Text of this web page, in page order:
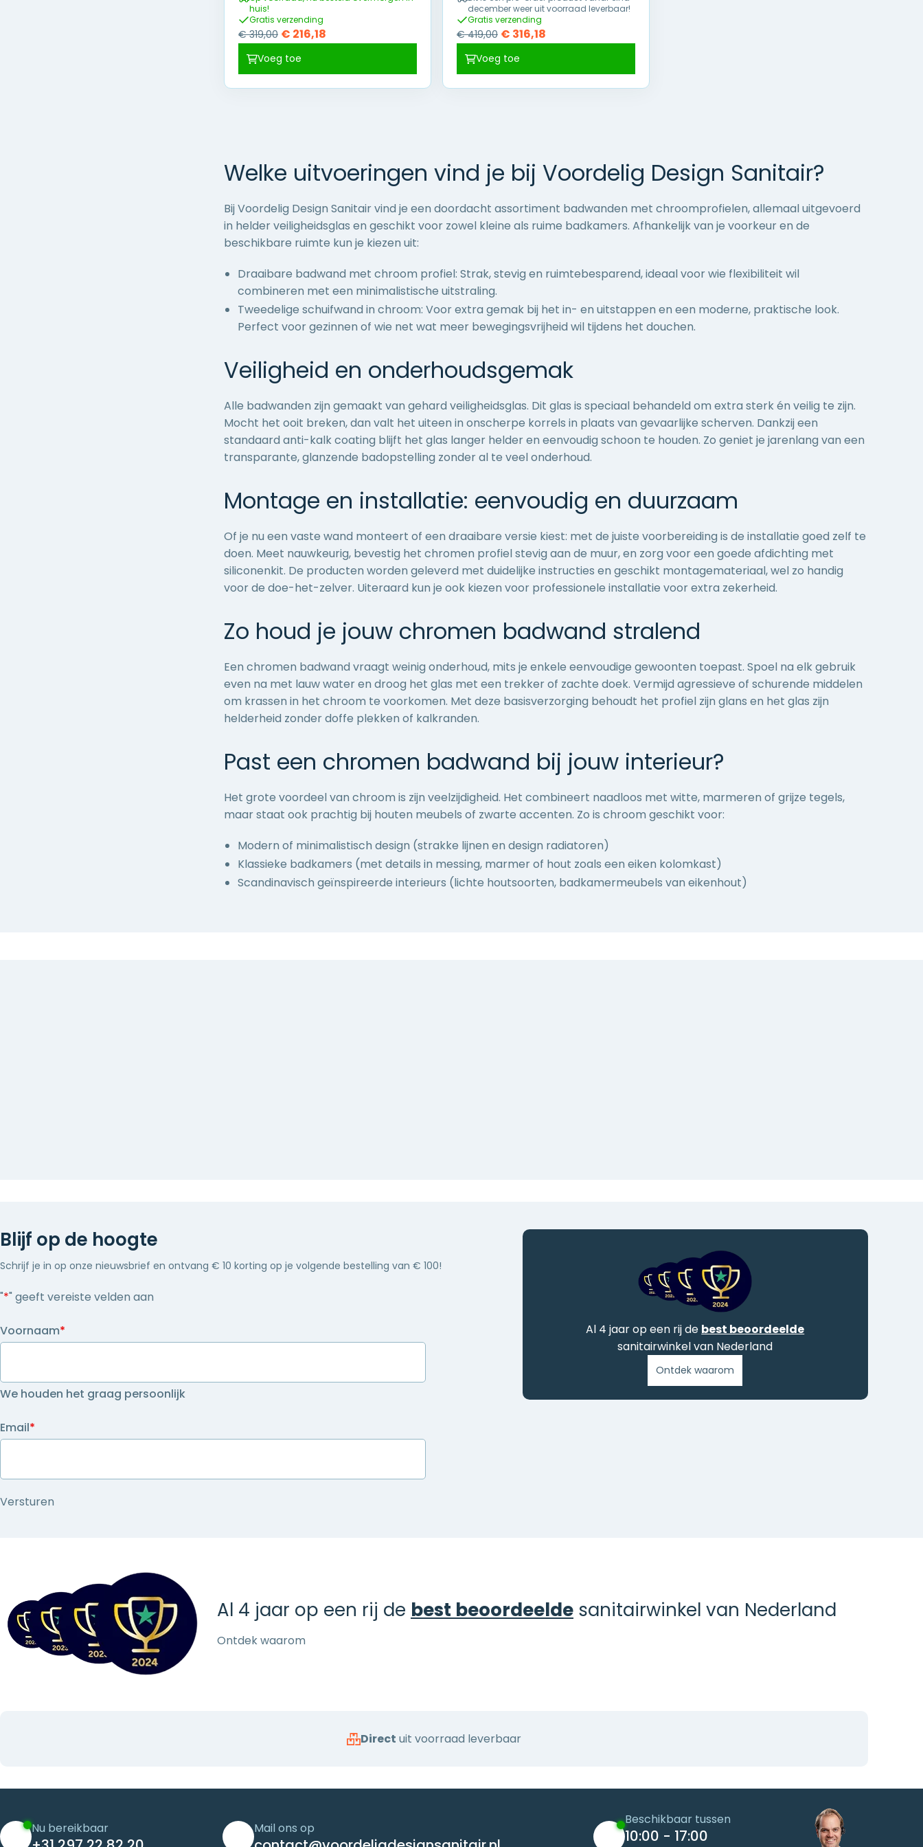
huis!
Gratis verzending
€319,00 Oorspronkelijke
was:
€ 319,00.
€ 216,18Huidige
€ 216,18.
Voeg toe
december weer uit voorraad leverbaar!
Gratis verzending
€419,00 Oorspronkelijke
was:
€ 419,00.
€ 316,18Huidige
€ 316,18.
Voeg toe
Welke uitvoeringen vind je bij Voordelig Design Sanitair?
Bij Voordelig Design Sanitair vind je een doordacht assortiment badwanden met chroomprofielen, allemaal uitgevoerd
in helder veiligheidsglas en geschikt voor zowel kleine als ruime badkamers. Afhankelijk van je voorkeur en de
beschikbare ruimte kun je kiezen uit:
Draaibare badwand met chroom profiel: Strak, stevig en ruimtebesparend, ideaal voor wie flexibiliteit wil
combineren met een minimalistische uitstraling.
Tweedelige schuifwand in chroom: Voor extra gemak bij het in- en uitstappen en een moderne, praktische look.
Perfect voor gezinnen of wie net wat meer bewegingsvrijheid wil tijdens het douchen.
Veiligheid en onderhoudsgemak
Alle badwanden zijn gemaakt van gehard veiligheidsglas. Dit glas is speciaal behandeld om extra sterk én veilig te zijn.
Mocht het ooit breken, dan valt het uiteen in onscherpe korrels in plaats van gevaarlijke scherven. Dankzij een
standaard anti-kalk coating blijft het glas langer helder en eenvoudig schoon te houden. Zo geniet je jarenlang van een
transparante, glanzende badopstelling zonder al te veel onderhoud.
Montage en installatie: eenvoudig en duurzaam
Of je nu een vaste wand monteert of een draaibare versie kiest: met de juiste voorbereiding is de installatie goed zelf te
doen. Meet nauwkeurig, bevestig het chromen profiel stevig aan de muur, en zorg voor een goede afdichting met
siliconenkit. De producten worden geleverd met duidelijke instructies en geschikt montagemateriaal, wel zo handig
voor de doe-het-zelver. Uiteraard kun je ook kiezen voor professionele installatie voor extra zekerheid.
Zo houd je jouw chromen badwand stralend
Een chromen badwand vraagt weinig onderhoud, mits je enkele eenvoudige gewoonten toepast. Spoel na elk gebruik
even na met lauw water en droog het glas met een trekker of zachte doek. Vermijd agressieve of schurende middelen
om krassen in het chroom te voorkomen. Met deze basisverzorging behoudt het profiel zijn glans en het glas zijn
helderheid zonder doffe plekken of kalkranden.
Past een chromen badwand bij jouw interieur?
Het grote voordeel van chroom is zijn veelzijdigheid. Het combineert naadloos met witte, marmeren of grijze tegels,
maar staat ook prachtig bij houten meubels of zwarte accenten. Zo is chroom geschikt voor:
Modern of minimalistisch design (strakke lijnen en design radiatoren)
Klassieke badkamers (met details in messing, marmer of hout zoals een eiken kolomkast)
Scandinavisch geïnspireerde interieurs (lichte houtsoorten, badkamermeubels van eikenhout)
Blijf op de hoogte
Schrijf je in op onze nieuwsbrief en ontvang € 10 korting op je volgende bestelling van € 100!
"*" geeft vereiste velden aan
Voornaam*
We houden het graag persoonlijk
Email*
Al 4 jaar op een rij de best beoordeelde
sanitairwinkel van Nederland
Ontdek waarom
Al 4 jaar op een rij de best beoordeelde sanitairwinkel van Nederland
Ontdek waarom
Direct uit voorraad leverbaar
Nu bereikbaar Mail ons op
Beschikbaar tussen
10:00 - 17:00